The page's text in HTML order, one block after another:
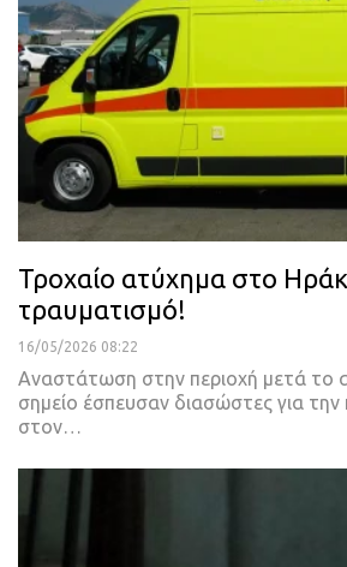
Τροχαίο ατύχημα στο
τραυματισμό!
16/05/2026 08:22
Αναστάτωση στην περιοχή μετά το
σημείο έσπευσαν διασώστες για
στον…